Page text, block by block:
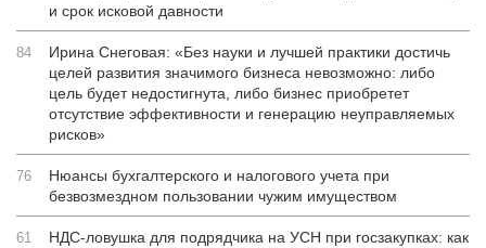
и срок исковой давности
84
Ирина Снеговая: «Без науки и лучшей практики достичь
целей развития значимого бизнеса невозможно: либо
цель будет недостигнута, либо бизнес приобретет
отсутствие эффективности и генерацию неуправляемых
рисков»
76
Нюансы бухгалтерского и налогового учета при
безвозмездном пользовании чужим имуществом
61
НДС-ловушка для подрядчика на УСН при госзакупках: как